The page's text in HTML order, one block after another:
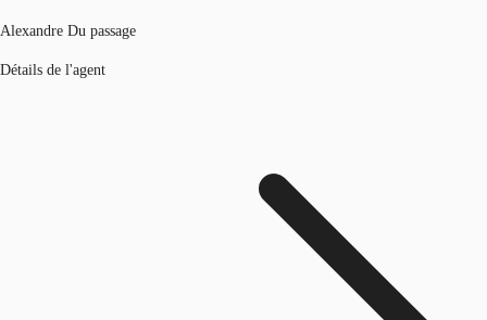
Alexandre Du passage
Détails de l'agent